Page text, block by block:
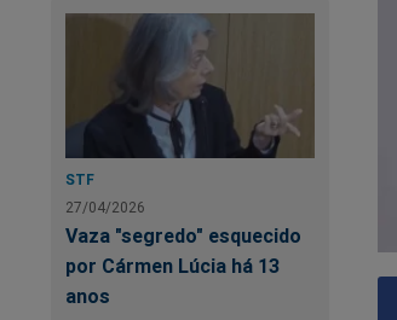
STF
27/04/2026
Vaza "segredo" esquecido
por Cármen Lúcia há 13
anos